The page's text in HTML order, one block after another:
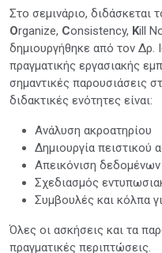
Στο σεμινάριο, διδάσκεται
Organize, Consistency, Kill
δημιουργήθηκε από τον Δρ.
πραγματικής εργασιακής
σημαντικές παρουσιάσεις
διδακτικές ενότητες είναι:
Ανάλυση ακροατηρίου
Δημιουργία πειστικού
Απεικόνιση
Σχεδιασμός
Συμβουλές και κόλπα
Όλες οι ασκήσεις και τα
πραγματικές περιπτώσεις.